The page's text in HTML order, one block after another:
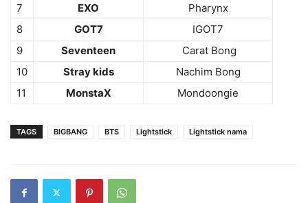
7
EXO
Pharynx
8
GOT7
IGOT7
9
Seventeen
Carat Bong
10
Stray kids
Nachim Bong
11
MonstaX Mondoongie
TAGS BIGBANG BTS Lightstick Lightstick nama